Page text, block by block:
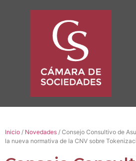
Inicio / Novedades / Consejo Consultivo de
la nueva normativa de la CNV sobre